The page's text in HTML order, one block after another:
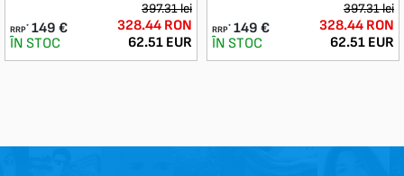
RRP* 149 €
ÎN STOC
397.31 lei
328.44 RON
62.51 EUR
RRP* 149 €
ÎN STOC
397.31 lei
328.44 RON
62.51 EUR